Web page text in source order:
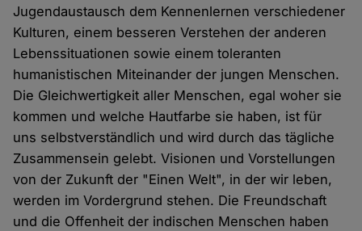
Jugendaustausch dem Kennenlernen verschiedener
Kulturen, einem besseren Verstehen der anderen
Lebenssituationen sowie einem toleranten
humanistischen Miteinander der jungen Menschen.
Die Gleichwertigkeit aller Menschen, egal woher sie
kommen und welche Hautfarbe sie haben, ist für
uns selbstverständlich und wird durch das tägliche
Zusammensein gelebt. Visionen und Vorstellungen
von der Zukunft der "Einen Welt", in der wir leben,
werden im Vordergrund stehen. Die Freundschaft
und die Offenheit der indischen Menschen haben